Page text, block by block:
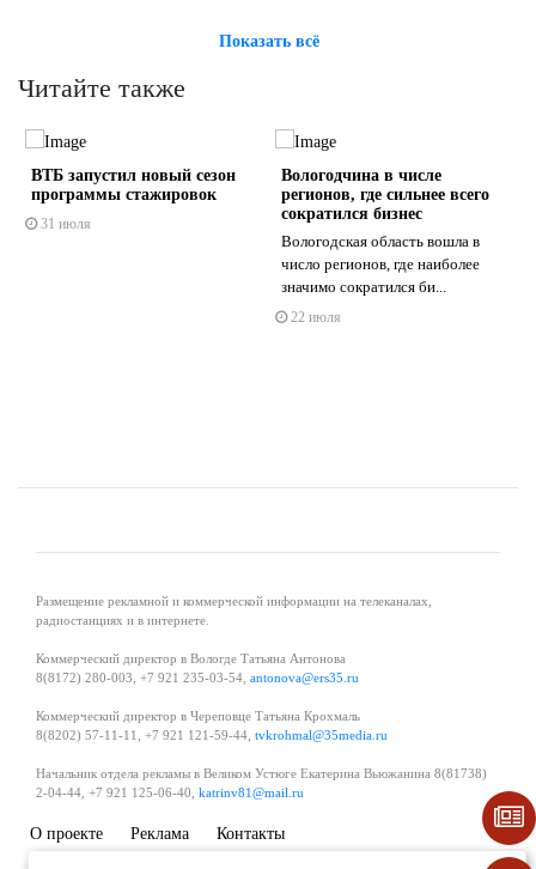
Показать всё
Читайте также
ВТБ запустил новый сезон
программы стажировок
31 июля
Вологодчина в числе
регионов, где сильнее всего
сократился бизнес
Вологодская область вошла в
число регионов, где наиболее
значимо сократился би...
22 июля
Размещение рекламной и коммерческой информации на телеканалах,
радиостанциях и в интернете.
Коммерческий директор в Вологде Татьяна Антонова
8(8172) 280-003, +7 921 235-03-54, antonova@ers35.ru
Коммерческий директор в Череповце Татьяна Крохмаль
8(8202) 57-11-11, +7 921 121-59-44, tvkrohmal@35media.ru
Начальник отдела рекламы в Великом Устюге Екатерина Вьюжанина 8(81738)
2-04-44, +7 921 125-06-40, katrinv81@mail.ru
О проекте Реклама
Контакты
Политика в области обработки и защиты персональных данных